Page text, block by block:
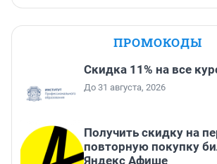
ПРОМОКОДЫ
Скидка 11% на все
До 31 августа, 2026
Получить скидку на
повторную покупку
Яндекс Афише